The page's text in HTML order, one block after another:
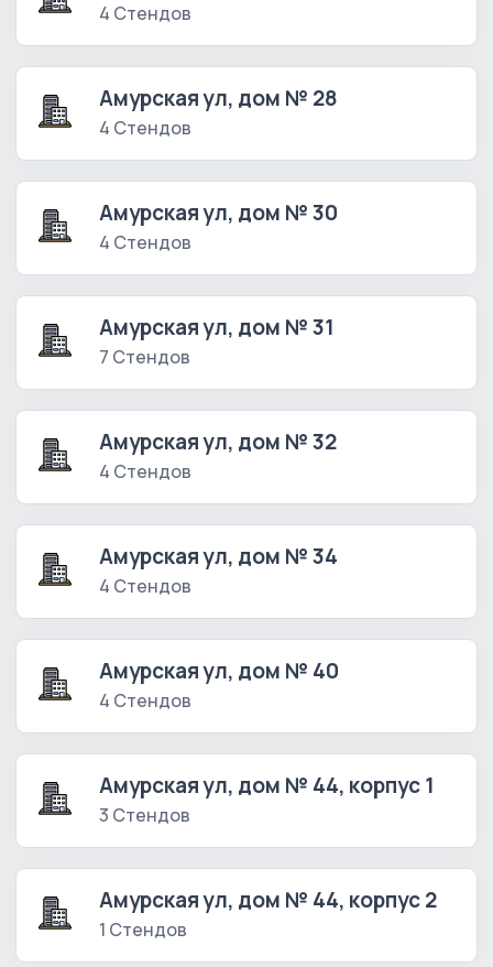
4 Стендов
Амурская ул, дом № 28
4 Стендов
Амурская ул, дом № 30
4 Стендов
Амурская ул, дом № 31
7 Стендов
Амурская ул, дом № 32
4 Стендов
Амурская ул, дом № 34
4 Стендов
Амурская ул, дом № 40
4 Стендов
Амурская ул, дом № 44, корпус 1
3 Стендов
Амурская ул, дом № 44, корпус 2
1 Стендов